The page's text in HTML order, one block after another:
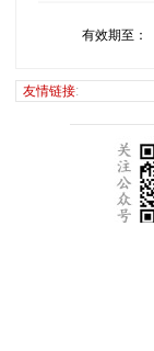
有效期至：
友情链接: